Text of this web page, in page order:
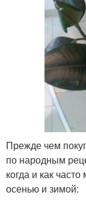
Прежде чем
по народным
когда и как
осенью и зимой: